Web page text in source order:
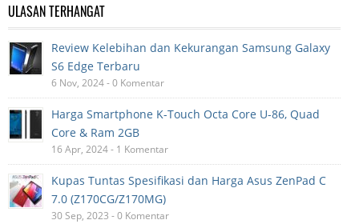
ULASAN TERHANGAT
Review Kelebihan dan Kekurangan Samsung Galaxy
S6 Edge Terbaru
6 Nov, 2024 - 0 Komentar
Harga Smartphone K-Touch Octa Core U-86, Quad
Core & Ram 2GB
16 Apr, 2024 - 1 Komentar
Kupas Tuntas Spesifikasi dan Harga Asus ZenPad C
7.0 (Z170CG/Z170MG)
30 Sep, 2023 - 0 Komentar